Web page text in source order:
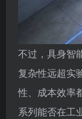
不过，具身智
复杂性远超实
性、成本效率
系列能否在工